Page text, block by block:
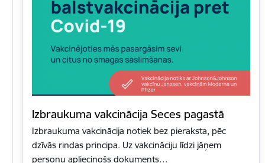
Izbraukuma vakcinācija Seces pagastā
Izbraukuma vakcinācija notiek bez pieraksta, pēc
dzīvās rindas principa. Uz vakcināciju līdzi jāņem
personu apliecinošs dokuments…